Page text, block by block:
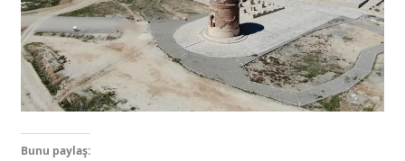
Bunu paylaş: